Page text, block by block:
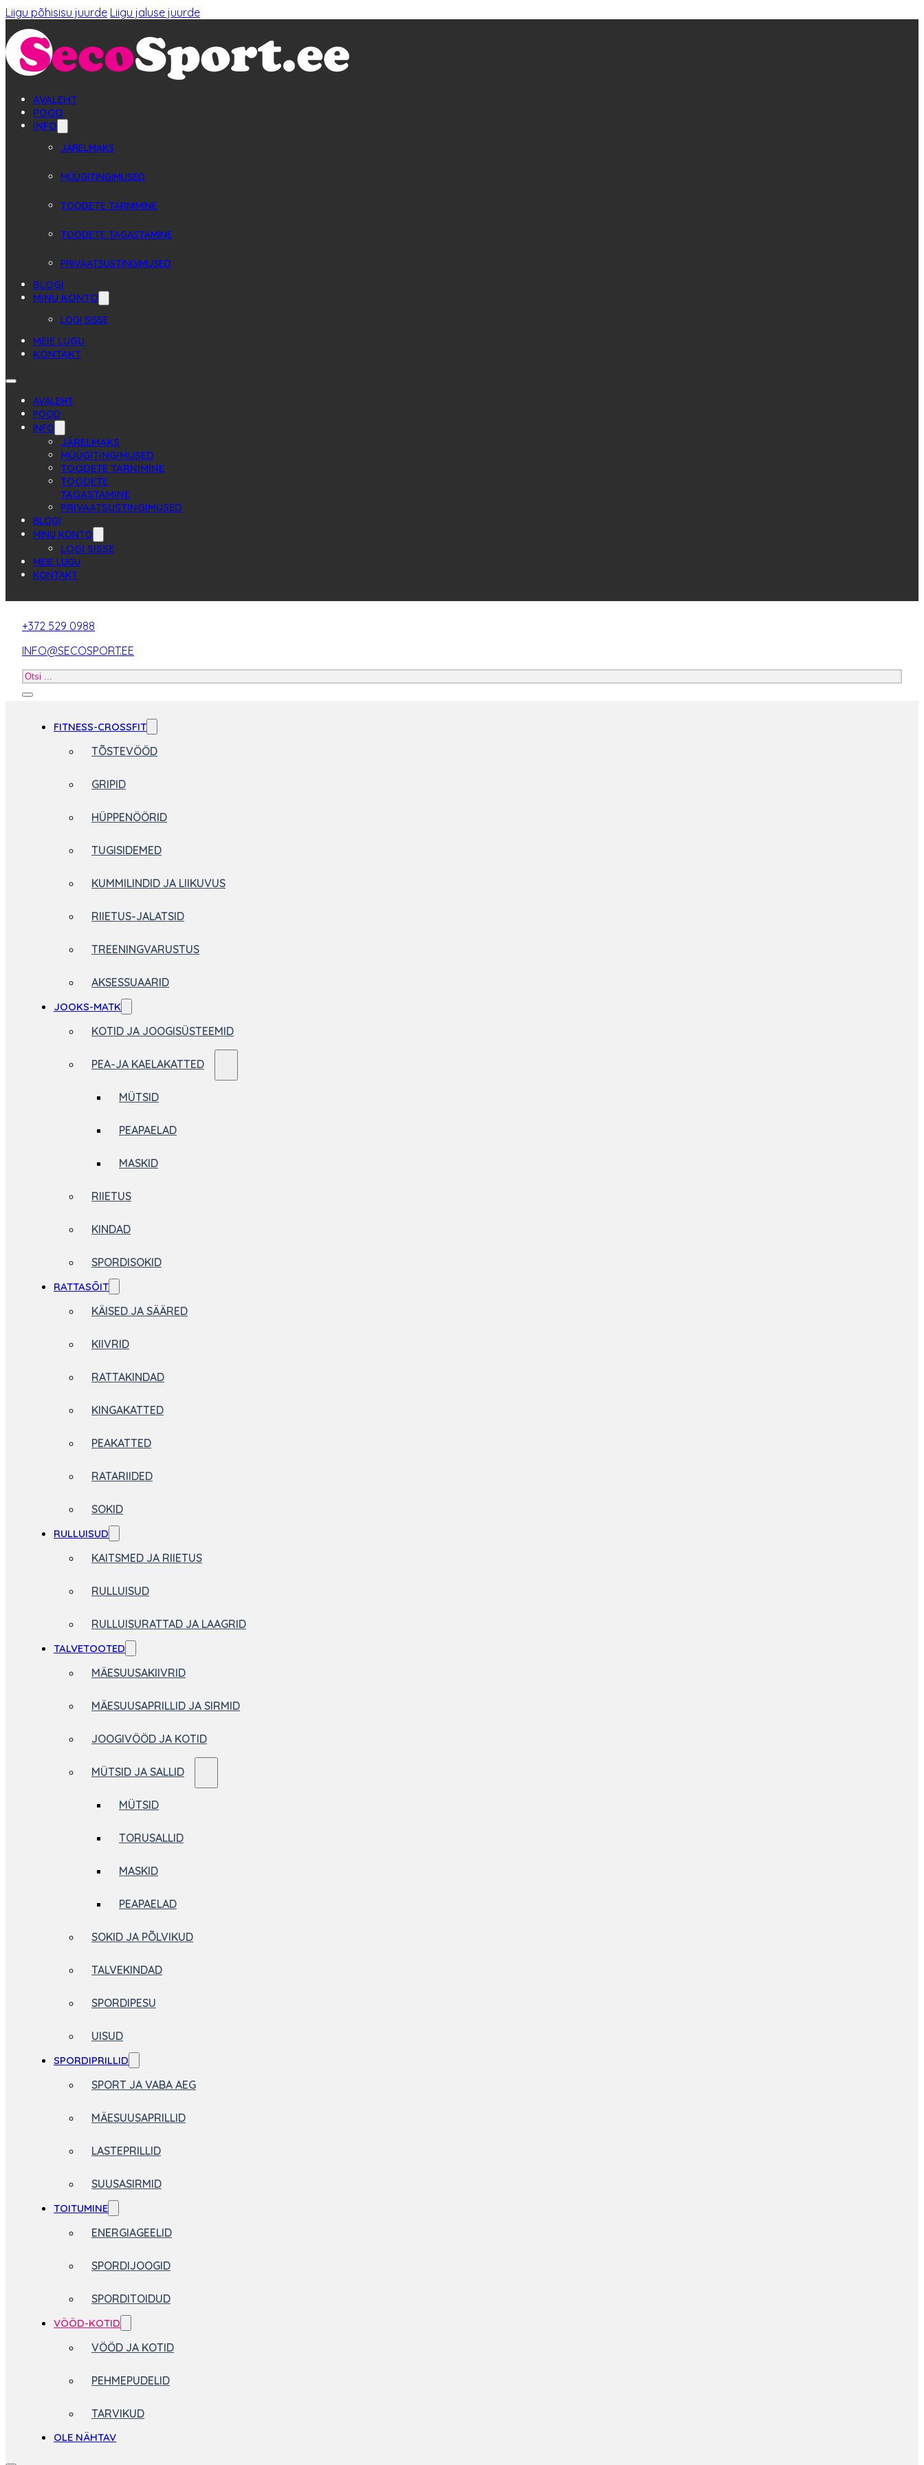
Liigu põhisisu juurde Liigu jaluse juurde
AVALEHT
POOD
INFO
JÄRELMAKS
MÜÜGITINGIMUSED
TOODETE TARNIMINE
TOODETE TAGASTAMINE
PRIVAATSUSTINGIMUSED
BLOGI
MINU KONTO
LOGI SISSE
MEIE LUGU
KONTAKT
AVALEHT
POOD
INFO
JÄRELMAKS
MÜÜGITINGIMUSED
TOODETE TARNIMINE
TOODETE
TAGASTAMINE
PRIVAATSUSTINGIMUSED
BLOGI
MINU KONTO
LOGI SISSE
MEIE LUGU
KONTAKT
+372 529 0988
INFO@SECOSPORT.EE
Otsi
FITNESS-CROSSFIT
TÕSTEVÖÖD
GRIPID
HÜPPENÖÖRID
TUGISIDEMED
KUMMILINDID JA LIIKUVUS
RIIETUS-JALATSID
TREENINGVARUSTUS
AKSESSUAARID
JOOKS-MATK
KOTID JA JOOGISÜSTEEMID
PEA-JA KAELAKATTED
MÜTSID
PEAPAELAD
MASKID
RIIETUS
KINDAD
SPORDISOKID
RATTASÕIT
KÄISED JA SÄÄRED
KIIVRID
RATTAKINDAD
KINGAKATTED
PEAKATTED
RATARIIDED
SOKID
RULLUISUD
KAITSMED JA RIIETUS
RULLUISUD
RULLUISURATTAD JA LAAGRID
TALVETOOTED
MÄESUUSAKIIVRID
MÄESUUSAPRILLID JA SIRMID
JOOGIVÖÖD JA KOTID
MÜTSID JA SALLID
MÜTSID
TORUSALLID
MASKID
PEAPAELAD
SOKID JA PÕLVIKUD
TALVEKINDAD
SPORDIPESU
UISUD
SPORDIPRILLID
SPORT JA VABA AEG
MÄESUUSAPRILLID
LASTEPRILLID
SUUSASIRMID
TOITUMINE
ENERGIAGEELID
SPORDIJOOGID
SPORDITOIDUD
VÖÖD-KOTID
VÖÖD JA KOTID
PEHMEPUDELID
TARVIKUD
OLE NÄHTAV